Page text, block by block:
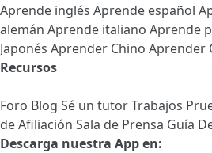
Aprende inglés Aprende español
alemán Aprende italiano Aprende
Japonés Aprender Chino Aprender
Recursos
Foro Blog Sé un tutorTrabajos
de Afiliación Sala de Prensa Guía
Descarga nuestra App en: